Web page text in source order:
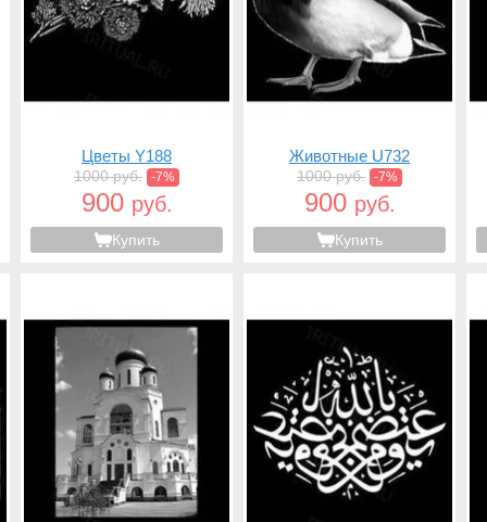
Цветы Y188
1000 руб. -7%
900 руб.
Купить
Животные U732
1000 руб. -7%
900 руб.
Купить